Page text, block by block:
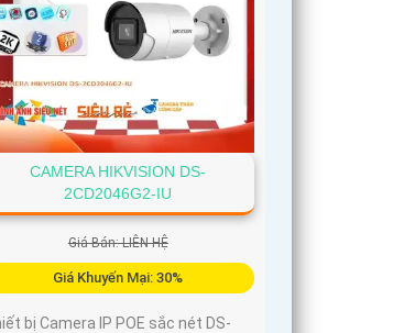
CAMERA HIKVISION DS-
2CD2046G2-IU
Giá Bán: LIÊN HỆ
Giá Khuyến Mại: 30%
bị Camera IP POE sắc nét DS-